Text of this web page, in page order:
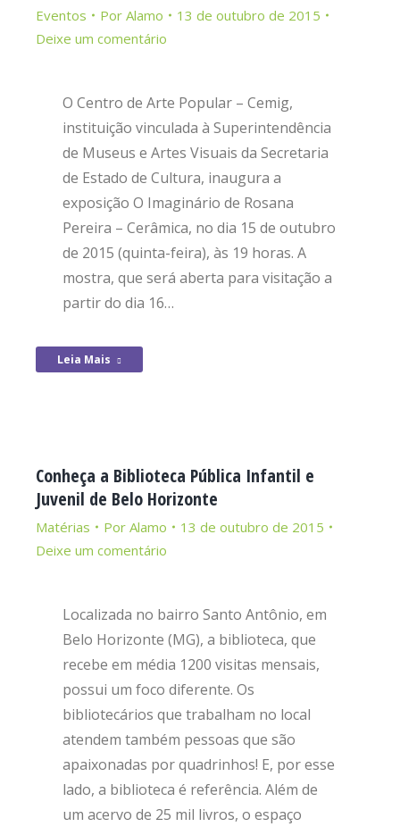
Eventos Por Alamo
13 de outubro de 2015
Deixe um comentário
O Centro de Arte Popular – Cemig,
instituição vinculada à Superintendência
de Museus e Artes Visuais da Secretaria
de Estado de Cultura, inaugura a
exposição O Imaginário de Rosana
Pereira – Cerâmica, no dia 15 de outubro
de 2015 (quinta-feira), às 19 horas. A
mostra, que será aberta para visitação a
partir do dia 16…
Leia Mais
Conheça a Biblioteca Pública Infantil e
Juvenil de Belo Horizonte
Matérias Por Alamo
13 de outubro de 2015
Deixe um comentário
Localizada no bairro Santo Antônio, em
Belo Horizonte (MG), a biblioteca, que
recebe em média 1200 visitas mensais,
possui um foco diferente. Os
bibliotecários que trabalham no local
atendem também pessoas que são
apaixonadas por quadrinhos! E, por esse
lado, a biblioteca é referência. Além de
um acervo de 25 mil livros, o espaço